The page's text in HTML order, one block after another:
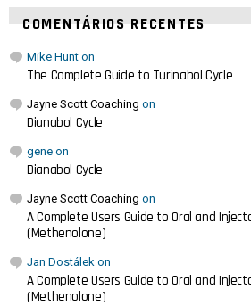
COMENTÁRIOS RECENTES
Mike Hunt on
The Complete Guide to Turinabol Cycle
Jayne Scott Coaching on
Dianabol Cycle
gene on
Dianabol Cycle
Jayne Scott Coaching on
A Complete Users Guide to Oral and
(Methenolone)
Jan Dostálek on
A Complete Users Guide to Oral and
(Methenolone)